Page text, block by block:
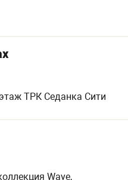
ТРК Седанка Сити
Wave,